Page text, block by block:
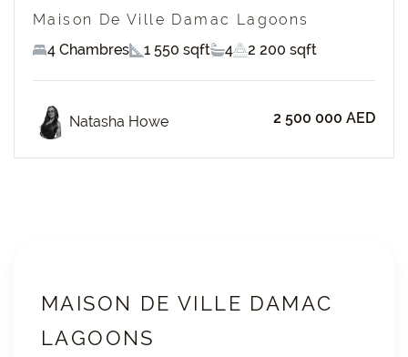
Maison De Ville Damac Lagoons
4 Chambres
1 550 sqft 4 2 200 sqft
Natasha Howe 2 500 000 AED
MAISON DE VILLE DAMAC
LAGOONS